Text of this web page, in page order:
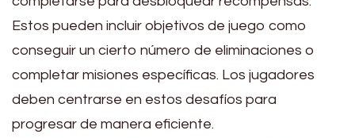
Estos pueden incluir objetivos de juego como
conseguir un cierto número de eliminaciones o
completar misiones específicas. Los jugadores
deben centrarse en estos desafíos para
progresar de manera eficiente.